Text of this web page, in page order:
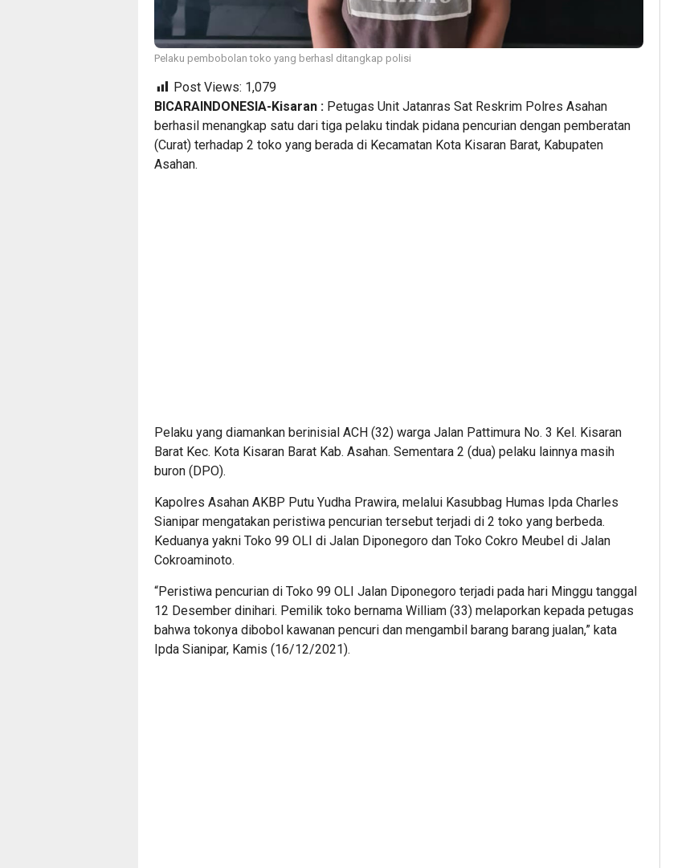
Pelaku pembobolan toko yang berhasl ditangkap polisi
Post Views: 1,079
BICARAINDONESIA-Kisaran : Petugas Unit Jatanras Sat Reskrim Polres Asahan
berhasil menangkap satu dari tiga pelaku tindak pidana pencurian dengan pemberatan
(Curat) terhadap 2 toko yang berada di Kecamatan Kota Kisaran Barat, Kabupaten
Asahan.
Pelaku yang diamankan berinisial ACH (32) warga Jalan Pattimura No. 3 Kel. Kisaran
Barat Kec. Kota Kisaran Barat Kab. Asahan. Sementara 2 (dua) pelaku lainnya masih
buron (DPO).
Kapolres Asahan AKBP Putu Yudha Prawira, melalui Kasubbag Humas Ipda Charles
Sianipar mengatakan peristiwa pencurian tersebut terjadi di 2 toko yang berbeda.
Keduanya yakni Toko 99 OLI di Jalan Diponegoro dan Toko Cokro Meubel di Jalan
Cokroaminoto.
“Peristiwa pencurian di Toko 99 OLI Jalan Diponegoro terjadi pada hari Minggu tanggal
12 Desember dinihari. Pemilik toko bernama William (33) melaporkan kepada petugas
bahwa tokonya dibobol kawanan pencuri dan mengambil barang barang jualan,” kata
Ipda Sianipar, Kamis (16/12/2021).